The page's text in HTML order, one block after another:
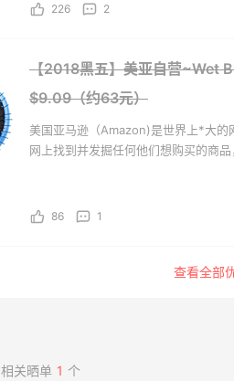
226 2
【2018黑五】美亚自营~Wet
$9.09（约63元）
美国亚马逊（Amazon)是世界上*大的
网上找到并发掘任何他们想购买的商
86 1
查看全部
相关晒单 1 个